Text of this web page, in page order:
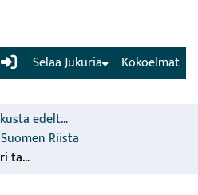
(current) Kokoelmat
Selaa Jukuria
Luonnonvarakeskusta edeltävien organisaatioiden sarjat
Suomen Riista
Metson hakoamisesta eri tavoin lannoitetuissa mäniköissä